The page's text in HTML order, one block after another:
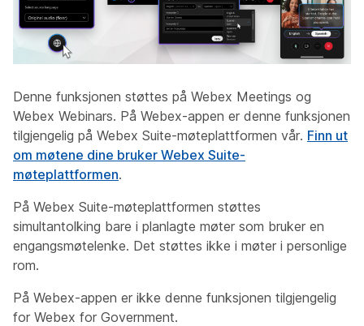
Denne funksjonen støttes på Webex Meetings og
Webex Webinars. På Webex-appen er denne funksjonen
tilgjengelig på Webex Suite-møteplattformen vår. Finn ut
om møtene dine bruker Webex Suite-
møteplattformen.
På Webex Suite-møteplattformen støttes
simultantolking bare i planlagte møter som bruker en
engangsmøtelenke. Det støttes ikke i møter i personlige
rom.
På Webex-appen er ikke denne funksjonen tilgjengelig
for Webex for Government.